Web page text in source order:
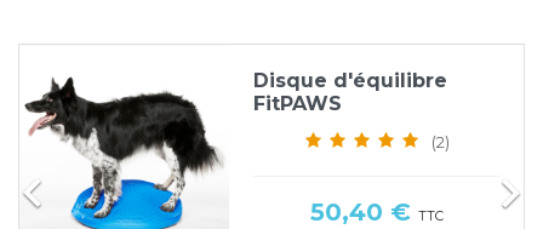

Disque d'équilibre
FitPAWS
(2)
Prix
50,40 € TTC 